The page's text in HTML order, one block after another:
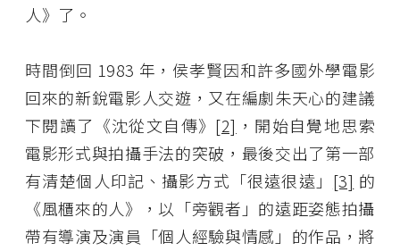
人》了。
時間倒回 1983 年，侯孝賢因和許多國外學電影
回來的新銳電影人交遊，又在編劇朱天心的建議
下閱讀了《沈從文自傳》 [2] ，開始自覺地思索
電影形式與拍攝手法的突破，最後交出了第一部
有清楚個人印記、攝影方式「很遠很遠」 [3] 的
《風櫃來的人》，以「旁觀者」的遠距姿態拍攝
帶有導演及演員「個人經驗與情感」的作品，將